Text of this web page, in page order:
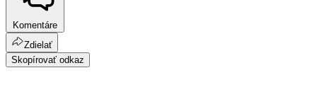
Komentáre
Zdielať
Skopírovať odkaz